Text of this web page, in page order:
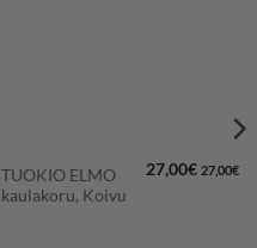
TUOKIO ELMO
kaulakoru, Koivu
27,00€ 27,00€